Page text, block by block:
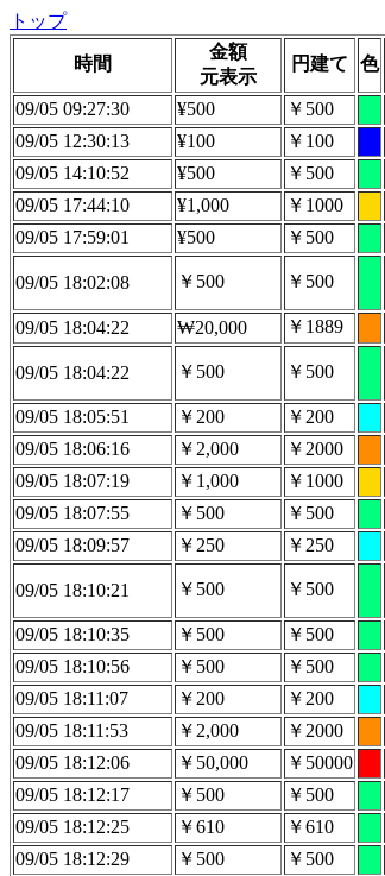
トップ
時間
金額
元表示
円建て 色
09/05 09:27:30 ¥500 ￥500
09/05 12:30:13 ¥100 ￥100
09/05 14:10:52 ¥500 ￥500
09/05 17:44:10
¥1,000 ￥1000
09/05 17:59:01
¥500 ￥500
09/05 18:02:08 ￥500 ￥500
09/05 18:04:22
₩20,000 ￥1889
09/05 18:04:22 ￥500 ￥500
09/05 18:05:51
￥200 ￥200
09/05 18:06:16
￥2,000 ￥2000
09/05 18:07:19
￥1,000 ￥1000
09/05 18:07:55
￥500 ￥500
09/05 18:09:57
￥250 ￥250
09/05 18:10:21 ￥500 ￥500
09/05 18:10:35 ￥500 ￥500
09/05 18:10:56
￥500 ￥500
09/05 18:11:07
￥200 ￥200
09/05 18:11:53
￥2,000 ￥2000
09/05 18:12:06
￥50,000 ￥50000
09/05 18:12:17
￥500 ￥500
09/05 18:12:25
￥610 ￥610
09/05 18:12:29
￥500 ￥500